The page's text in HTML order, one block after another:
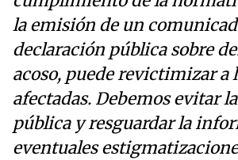
la emisión de un
declaración pública sobre
acoso, puede revictimizar a
afectadas. Debemos evitar
pública y resguardar la
eventuales